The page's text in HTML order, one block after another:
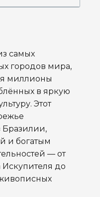
самых
городов мира,
миллионы
в яркую
Этот
Бразилии,
и богатым
— от
Искупителя до